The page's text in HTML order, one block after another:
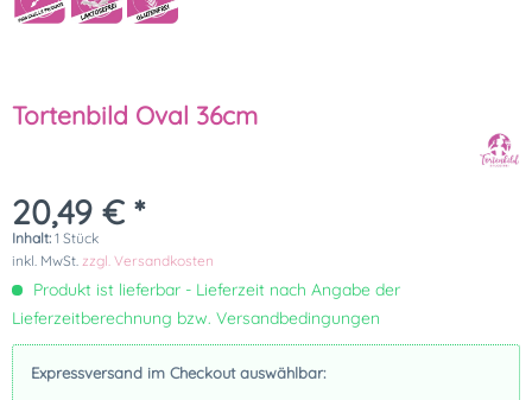
Tortenbild Oval 36cm
20,49 € *
Inhalt: 1 Stück
inkl. MwSt. zzgl. Versandkosten
Produkt ist lieferbar - Lieferzeit nach Angabe der
Lieferzeitberechnung bzw. Versandbedingungen
Expressversand im Checkout auswählbar: